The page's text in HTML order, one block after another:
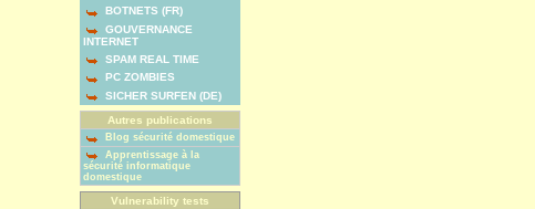
BOTNETS (FR)
GOUVERNANCE
INTERNET
SPAM REAL TIME
PC ZOMBIES
SICHER SURFEN (DE)
Autres publications
Blog sécurité domestique
Apprentissage à la
sécurité informatique
domestique
Vulnerability tests